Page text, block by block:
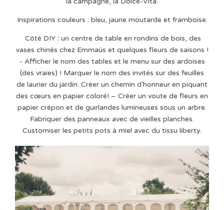
Inspirations couleurs : bleu, jaune moutarde et framboise.
Côté DIY : un centre de table en rondins de bois, des
vases chinés chez Emmaüs et quelques fleurs de saisons !
- Afficher le nom des tables et le menu sur des ardoises
(des vraies) ! Marquer le nom des invités sur des feuilles
de laurier du jardin. Créer un chemin d’honneur en piquant
des cœurs en papier coloré! – Créer un voute de fleurs en
papier crépon et de guirlandes lumineuses sous un arbre.
Fabriquer des panneaux avec de vieilles planches.
Customiser les petits pots à miel avec du tissu liberty.